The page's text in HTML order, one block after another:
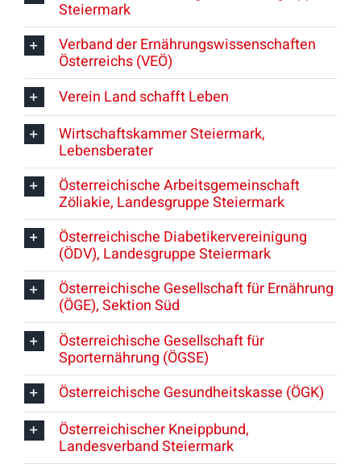
Steiermark
Verband der Ernährungswissenschaften
Österreichs (VEÖ)
Verein Land schafft Leben
Wirtschaftskammer Steiermark,
Lebensberater
Österreichische Arbeitsgemeinschaft
Zöliakie, Landesgruppe Steiermark
Österreichische Diabetikervereinigung
(ÖDV), Landesgruppe Steiermark
Österreichische Gesellschaft für Ernährung
(ÖGE), Sektion Süd
Österreichische Gesellschaft für
Sporternährung (ÖGSE)
Österreichische Gesundheitskasse (ÖGK)
Österreichischer Kneippbund,
Landesverband Steiermark